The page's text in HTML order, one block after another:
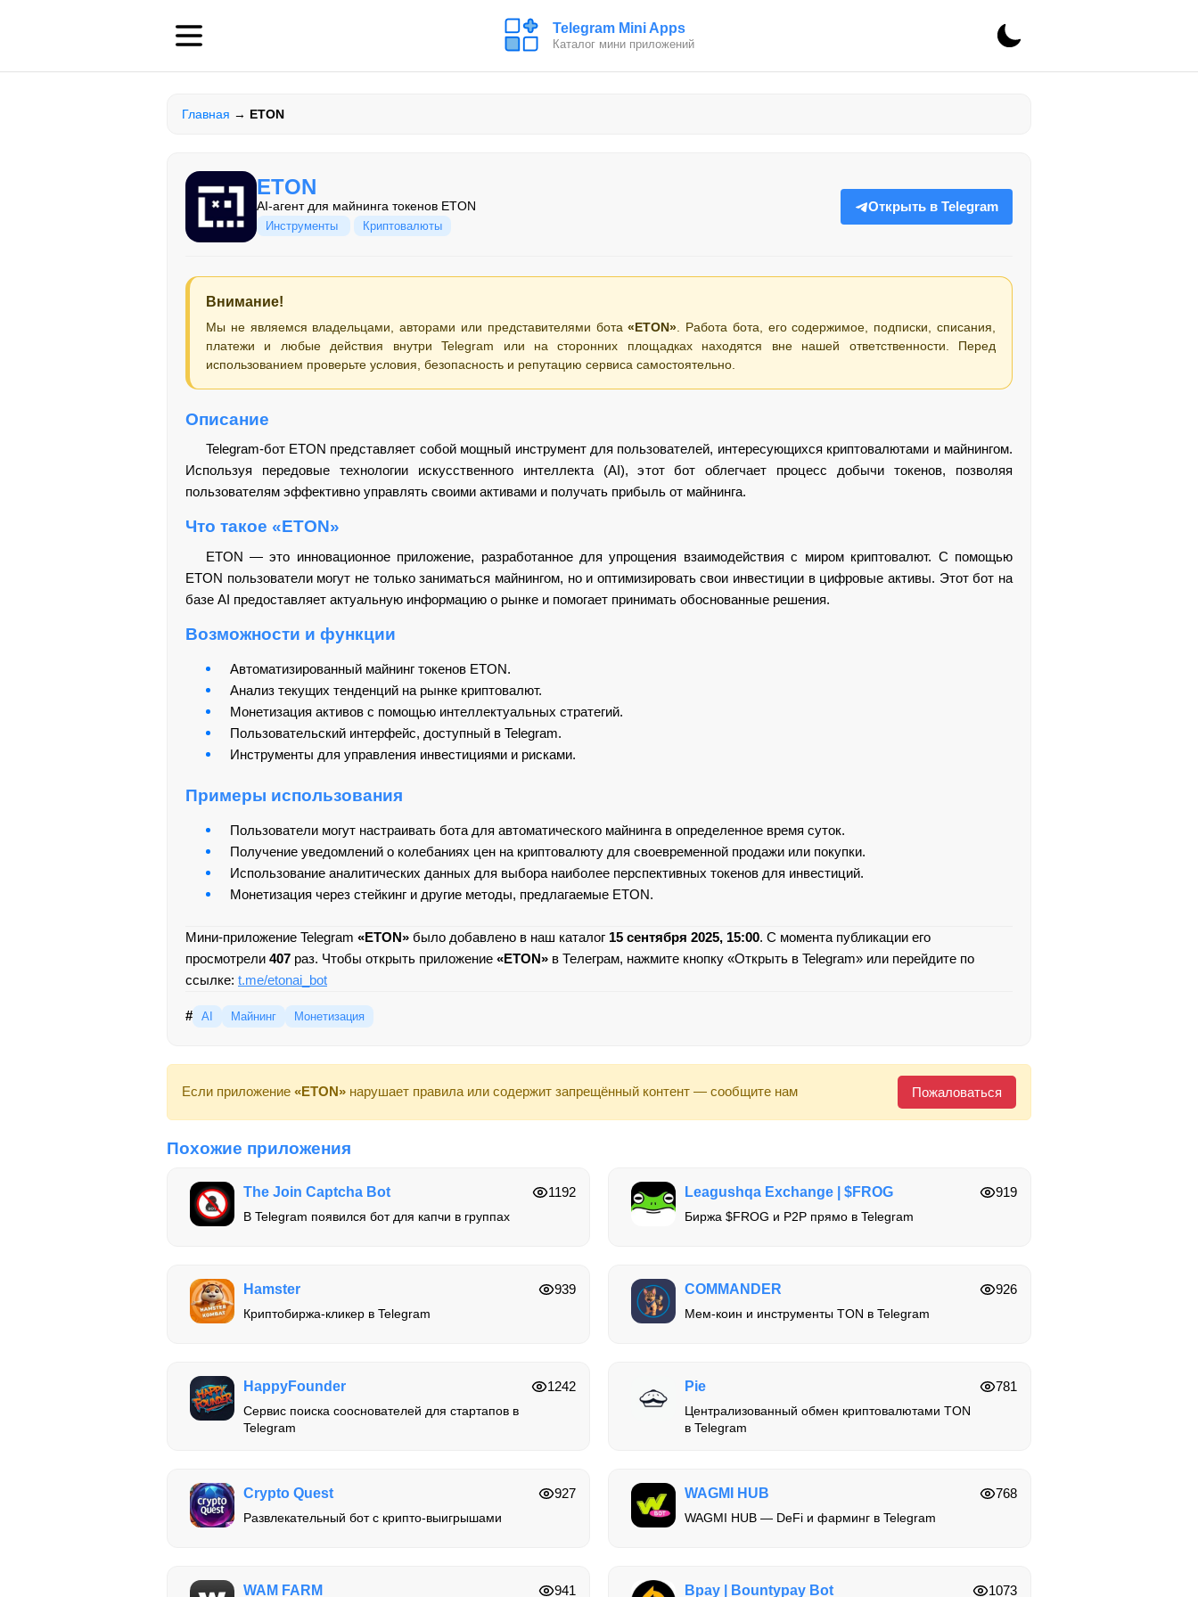
Telegram Mini Apps
Каталог мини приложений
Главная → ETON
ETON
AI-агент для майнинга токенов ETON
Инструменты Криптовалюты
Открыть в Telegram
Внимание!
Мы не являемся владельцами, авторами или представителями бота«ETON» . Работа бота, его содержимое, подписки, списания,
платежи и любые действия внутри Telegram или на сторонних площадках находятся вне нашей ответственности. Перед
использованием проверьте условия, безопасность и репутацию сервиса самостоятельно.
Описание
Telegram-бот ETON представляет собой мощный инструмент для пользователей, интересующихся криптовалютами и майнингом.
Используя передовые технологии искусственного интеллекта (AI), этот бот облегчает процесс добычи токенов, позволяя
пользователям эффективно управлять своими активами и получать прибыль от майнинга.
Что такое «ETON»
ETON — это инновационное приложение, разработанное для упрощения взаимодействия с миром криптовалют. С помощью
ETON пользователи могут не только заниматься майнингом, но и оптимизировать свои инвестиции в цифровые активы. Этот бот на
базе AI предоставляет актуальную информацию о рынке и помогает принимать обоснованные решения.
Возможности и функции
Автоматизированный майнинг токенов ETON.
Анализ текущих тенденций на рынке криптовалют.
Монетизация активов с помощью интеллектуальных стратегий.
Пользовательский интерфейс, доступный в Telegram.
Инструменты для управления инвестициями и рисками.
Примеры использования
Пользователи могут настраивать бота для автоматического майнинга в определенное время суток.
Получение уведомлений о колебаниях цен на криптовалюту для своевременной продажи или покупки.
Использование аналитических данных для выбора наиболее перспективных токенов для инвестиций.
Монетизация через стейкинг и другие методы, предлагаемые ETON.
Мини-приложение Telegram «ETON» было добавлено в наш каталог 15 сентября 2025, 15:00. С момента публикации его
просмотрели 407 раз. Чтобы открыть приложение «ETON» в Телеграм, нажмите кнопку «Открыть в Telegram» или перейдите по
ссылке: t.me/etonai_bot
# AI Майнинг Монетизация
Если приложение «ETON» нарушает правила или содержит запрещённый контент — сообщите нам Пожаловаться
Похожие приложения
The Join Captcha Bot
В Telegram появился бот для капчи в группах
1192 Leagushqa Exchange | $FROG
Биржа $FROG и P2P прямо в Telegram
919
Hamster
Криптобиржа-кликер в Telegram
939 COMMANDER
Мем-коин и инструменты TON в Telegram
926
HappyFounder
Сервис поиска сооснователей для стартапов в
Telegram
1242 Pie
Централизованный обмен криптовалютами TON
в Telegram
781
Crypto Quest
Развлекательный бот с крипто-выигрышами
927 WAGMI HUB
WAGMI HUB — DeFi и фарминг в Telegram
768
WAM FARM 941 Bpay | Bountypay Bot 1073